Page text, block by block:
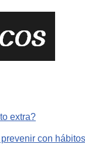
extra?
con